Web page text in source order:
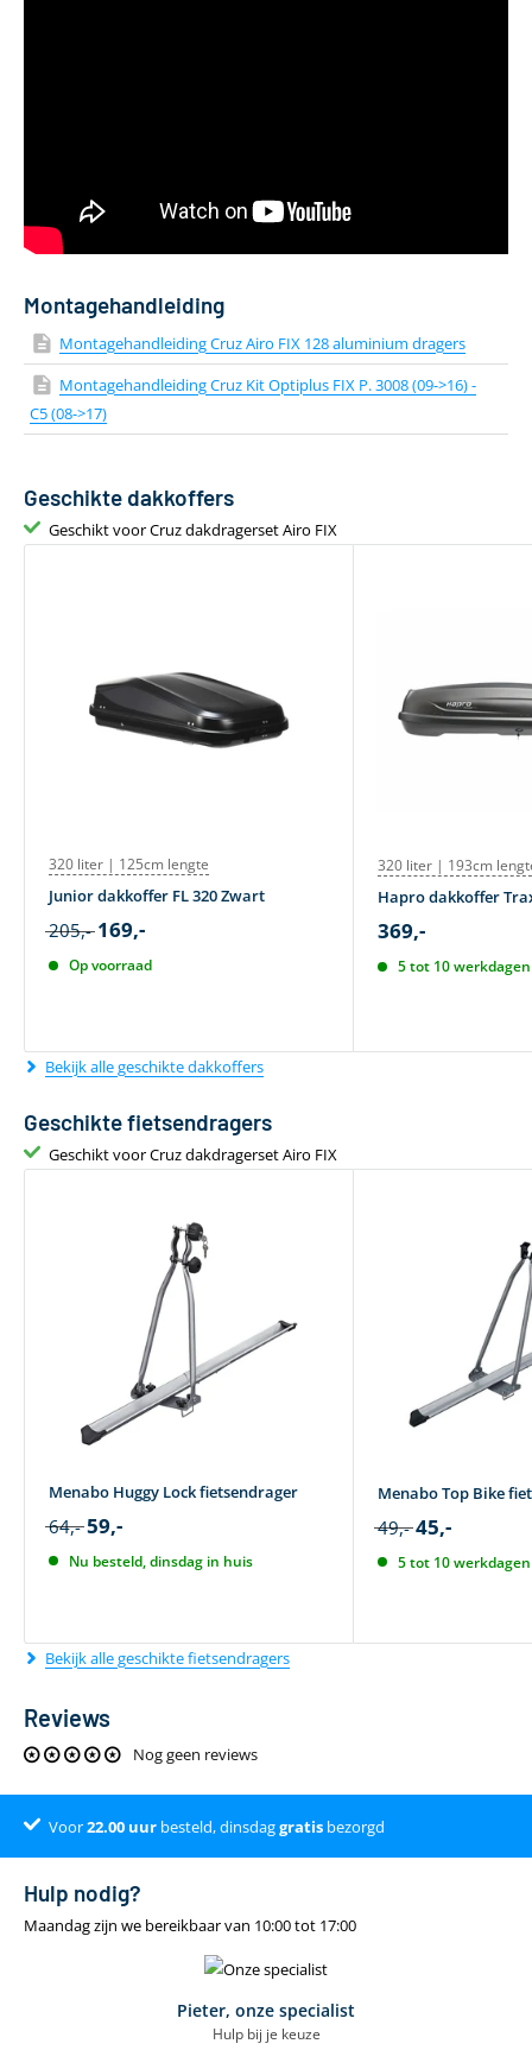
Geschikt voor daktent
Ja
Bevestiging via T-adapter
Montagehandleiding
Montagehandleiding Cruz Airo FIX 128 aluminium dragers
Montagehandleiding Cruz Kit Optiplus FIX P. 3008 (09->16) -
C5 (08->17)
Geschikte dakkoffers
Geschikt voor Cruz dakdragerset Airo FIX
320 liter | 125cm lengte
Junior dakkoffer FL 320 Zwart
205,- 169,-
Op voorraad
320 liter | 193cm
Hapro dakkoffer
369,-
5 tot 10
Bekijk alle geschikte dakkoffers
Geschikte fietsendragers
Geschikt voor Cruz dakdragerset Airo FIX
Menabo Huggy Lock fietsendrager
64,- 59,-
Nu besteld, dinsdag in huis
Menabo Top Bike
49,- 45,-
5 tot 10
Bekijk alle geschikte fietsendragers
Reviews
Nog geen reviews
Voor22.00uurbesteld, dinsdaggratisbezorgd
Dé online specialist
Klantenbeoordeling 9.4
Hulp nodig?
Maandag zijn we bereikbaar van 10:00 tot 17:00
Pieter, onze specialist
Hulp bij je keuze